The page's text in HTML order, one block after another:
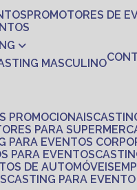
PROMOTORES DE
MASCULINO
PROMOCIONAIS
PARA
PARA EVENTOS
PARA EVENTOS
DE AUTOMÓVEIS
CASTING PARA EVENTO